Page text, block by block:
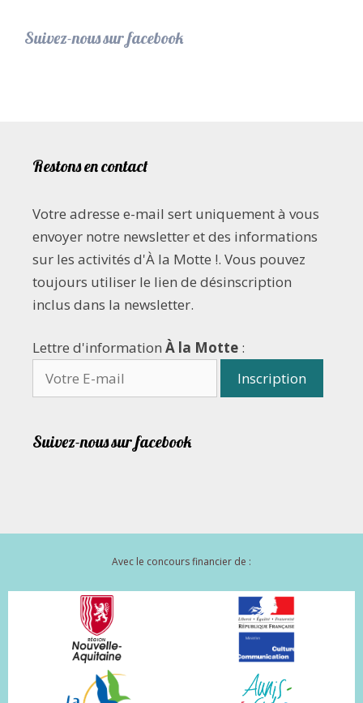
Suivez-nous sur facebook
Restons en contact
Votre adresse e-mail sert uniquement à vous
envoyer notre newsletter et des informations
sur les activités d'À la Motte !. Vous pouvez
toujours utiliser le lien de désinscription
inclus dans la newsletter.
Lettre d'information À la Motte :
Suivez-nous sur facebook
Avec le concours financier de :